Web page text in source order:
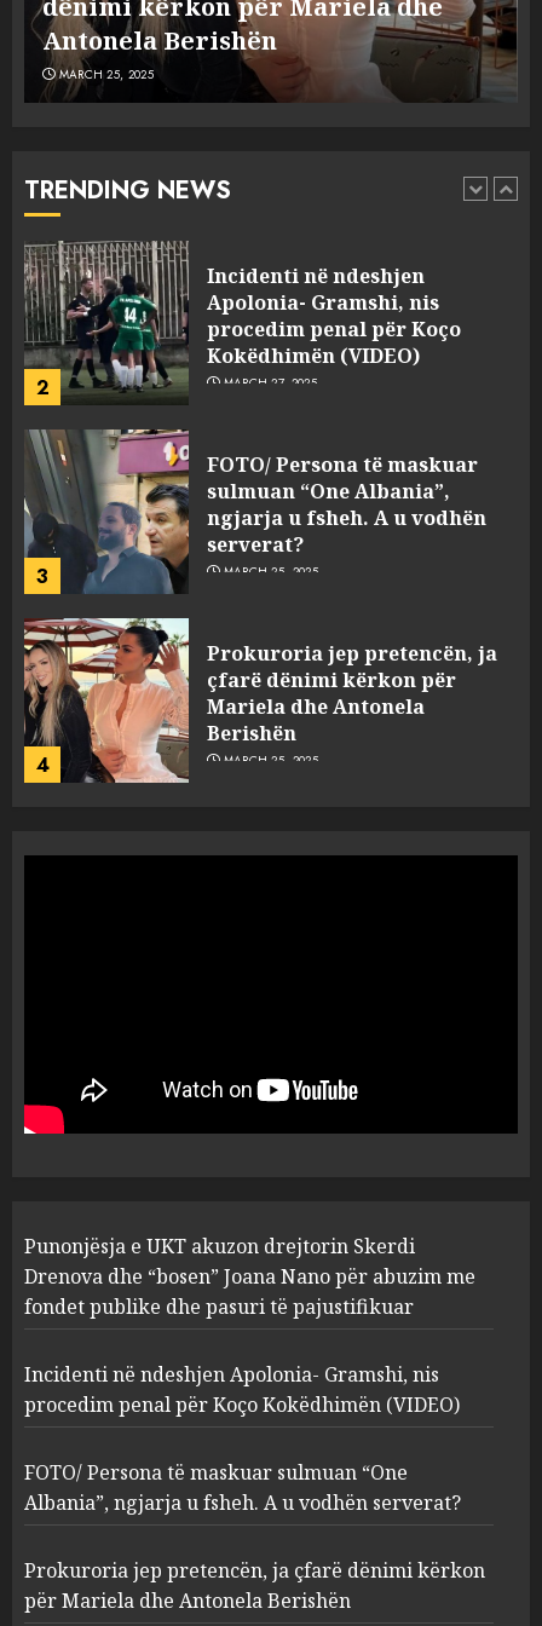
Dumanit flet për PERSONAT që e
plagosën!
MARCH 25, 2025
TRENDING NEWS
5
plagosën!
MARCH 25, 2025
1
Punonjësja e UKT akuzon
pasuri të pajustifikuar
2
Incidenti në ndeshjen
Apolonia- Gramshi, nis
procedim penal për Koço
Kokëdhimën (VIDEO)
MARCH 27, 2025
3
FOTO/ Persona të maskuar
sulmuan “One Albania”,
ngjarja u fsheh. A u vodhën
serverat?
MARCH 25, 2025
4
Prokuroria jep pretencën, ja
çfarë dënimi kërkon për
Mariela dhe Antonela
Berishën
MARCH 25, 2025
1
“bosen” Joana Nano për
abuzim me fondet publike dhe
pasuri të pajustifikuar
2
Apolonia- Gramshi, nis
procedim penal për Koço
Kokëdhimën (VIDEO)
MARCH 27, 2025
3
FOTO/ Persona të maskuar
sulmuan “One Albania”,
ngjarja u fsheh. A u vodhën
serverat?
MARCH 25, 2025
Prokuroria jep pretencën, ja
Punonjësja e UKT akuzon drejtorin Skerdi
Drenova dhe “bosen” Joana Nano për abuzim me
fondet publike dhe pasuri të pajustifikuar
Incidenti në ndeshjen Apolonia- Gramshi, nis
procedim penal për Koço Kokëdhimën (VIDEO)
FOTO/ Persona të maskuar sulmuan “One
Albania”, ngjarja u fsheh. A u vodhën serverat?
Prokuroria jep pretencën, ja çfarë dënimi kërkon
për Mariela dhe Antonela Berishën